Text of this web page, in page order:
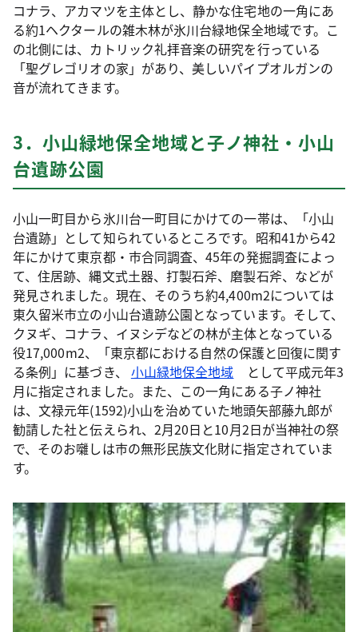
コナラ、アカマツを主体とし、静かな住宅地の一角にあ
る約1ヘクタールの雑木林が氷川台緑地保全地域です。こ
の北側には、カトリック礼拝音楽の研究を行っている
「聖グレゴリオの家」があり、美しいパイプオルガンの
音が流れてきます。
3．小山緑地保全地域と子ノ神社・小山
台遺跡公園
小山一町目から氷川台一町目にかけての一帯は、「小山
台遺跡」として知られているところです。昭和41から42
年にかけて東京都・市合同調査、45年の発掘調査によっ
て、住居跡、縄文式土器、打製石斧、磨製石斧、などが
発見されました。現在、そのうち約4,400m2については
東久留米市立の小山台遺跡公園となっています。そして、
クヌギ、コナラ、イヌシデなどの林が主体となっている
役17,000m2、「東京都における自然の保護と回復に関す
る条例」に基づき、 小山緑地保全地域 として平成元年3
月に指定されました。また、この一角にある子ノ神社
は、文禄元年(1592)小山を治めていた地頭矢部藤九郎が
勧請した社と伝えられ、2月20日と10月2日が当神社の祭
で、そのお囃しは市の無形民族文化財に指定されていま
す。